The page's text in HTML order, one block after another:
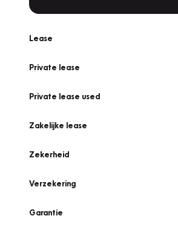
Lease
Private lease
Private lease used
Zakelijke lease
Zekerheid
Verzekering
Garantie